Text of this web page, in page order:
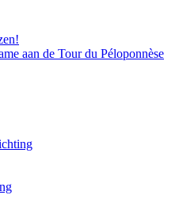
aan de Tour du Péloponnèse